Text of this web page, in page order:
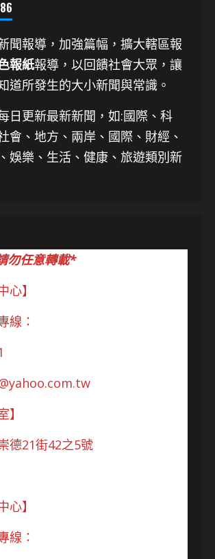
聞報導，加強篇幅，擴大轄區報
報紙報導，以回饋社會大眾，讓
道所發生的大小新聞與常識。
日更新最新新聞 ，如:國際、科
會、地方、兩岸、國際、財經、
娛樂、生活、健康、旅遊類別新
勿任意轉載*
心】
線：
】
德21街42之5號
心】
線：